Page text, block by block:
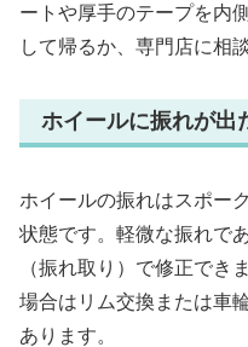
ートや厚手のテープを内
して帰るか、専門店に相
ホイールに振れが出
ホイールの振れはスポー
状態です。軽微な振れで
（振れ取り）で修正でき
場合はリム交換または車
あります。